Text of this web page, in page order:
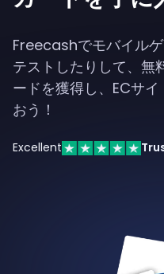
Freecashでモバイル
テストしたりして、
ードを獲得し、ECサ
おう！
Excellent